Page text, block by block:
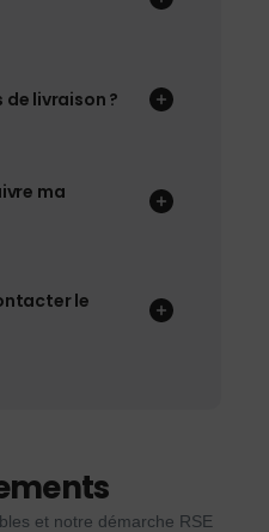
de livraison ?
ma
le
et notre démarche RSE